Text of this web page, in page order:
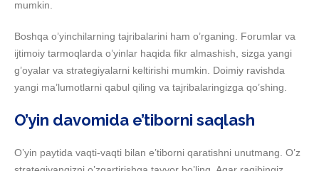
mumkin.
Boshqa o’yinchilarning tajribalarini ham o’rganing. Forumlar va
ijtimoiy tarmoqlarda o’yinlar haqida fikr almashish, sizga yangi
g’oyalar va strategiyalarni keltirishi mumkin. Doimiy ravishda
yangi ma’lumotlarni qabul qiling va tajribalaringizga qo’shing.
O’yin davomida e’tiborni saqlash
O’yin paytida vaqti-vaqti bilan e’tiborni qaratishni unutmang. O’z